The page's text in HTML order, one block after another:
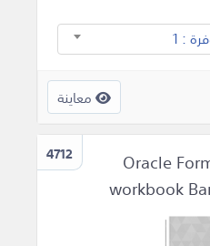
: 1
معاينة
4712
Oracle
workbook